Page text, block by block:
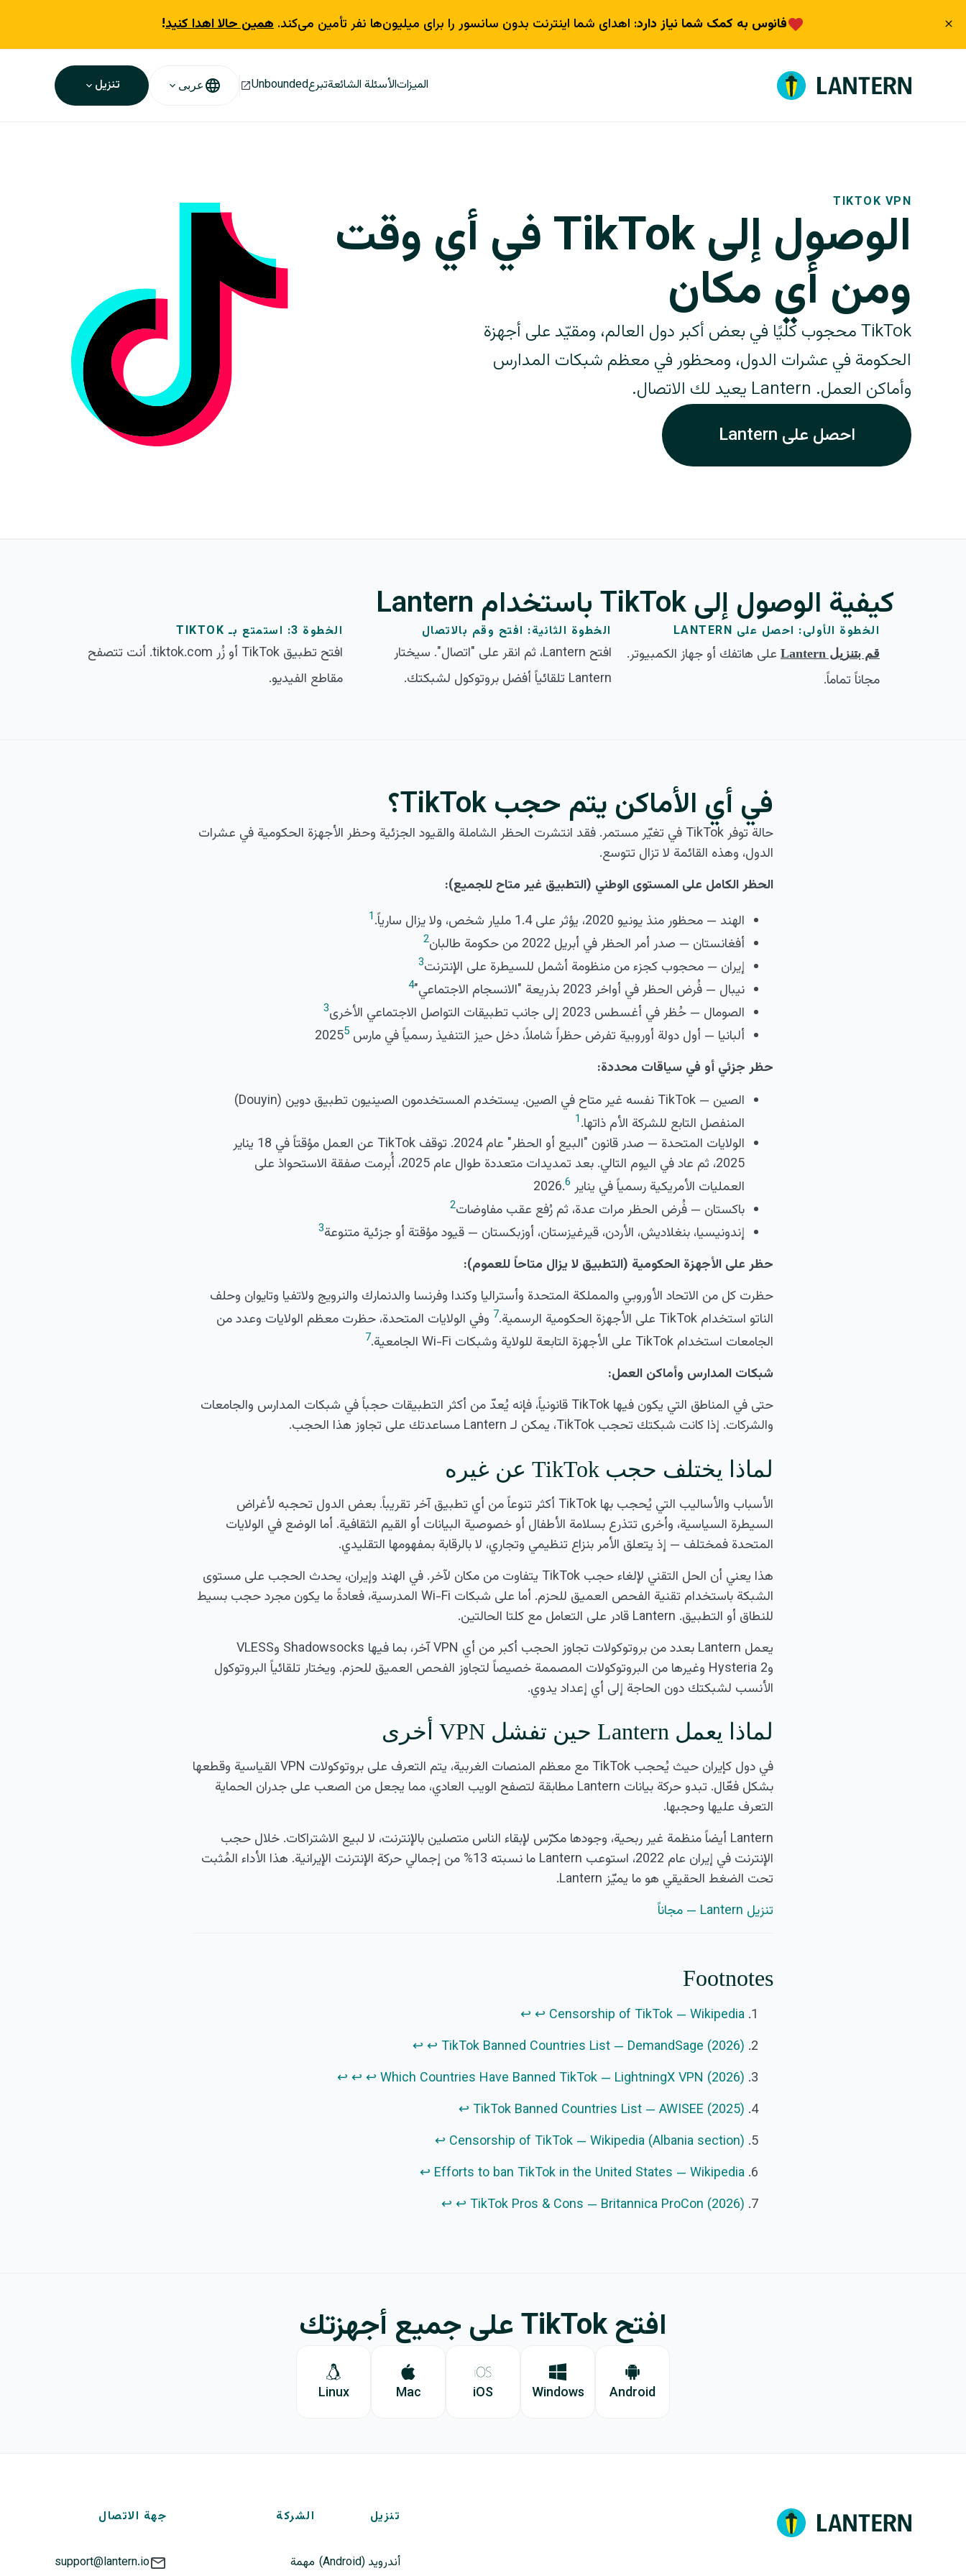
فانوس به کمک شما نیاز دارد: اهدای شما اینترنت بدون سانسور را برای میلیون‌ها نفر تأمین می‌کند. همین حالا اهدا کنید!
الميزاتالأسئلة الشائعةتبرعUnbounded عربى تنزيل
TIKTOK VPN الوصول إلى TikTok في أي وقت
ومن أي مكان
TikTok محجوب كليًا في بعض أكبر دول العالم، ومقيّد على أجهزة
الحكومة في عشرات الدول، ومحظور في معظم شبكات المدارس
وأماكن العمل. Lantern يعيد لك الاتصال.
احصل على Lantern
كيفية الوصول إلى TikTok باستخدام Lantern
الخطوة الأولى: احصل على LANTERN
قم بتنزيل Lantern
على هاتفك أو جهاز الكمبيوتر.
مجاناً تماماً.
الخطوة الثانية: افتح وقم بالاتصال
افتح Lantern، ثم انقر على "اتصال". سيختار
Lantern تلقائياً أفضل بروتوكول لشبكتك.
الخطوة 3: استمتع بـ TIKTOK
افتح تطبيق TikTok أو زُر tiktok.com. أنت تتصفح
مقاطع الفيديو.
في أي الأماكن يتم حجب TikTok؟
حالة توفر TikTok في تغيّر مستمر. فقد انتشرت الحظر الشاملة والقيود الجزئية وحظر الأجهزة الحكومية في عشرات
الدول، وهذه القائمة لا تزال تتوسع.
الحظر الكامل على المستوى الوطني (التطبيق غير متاح للجميع):
الهند — محظور منذ يونيو 2020، يؤثر على 1.4 مليار شخص، ولا يزال سارياً.
1
أفغانستان — صدر أمر الحظر في أبريل 2022 من حكومة طالبان 2
إيران — محجوب كجزء من منظومة أشمل للسيطرة على الإنترنت3
نيبال — فُرض الحظر في أواخر 2023 بذريعة "الانسجام الاجتماعي" 4
الصومال — حُظر في أغسطس 2023 إلى جانب تطبيقات التواصل الاجتماعي الأخرى 3
ألبانيا — أول دولة أوروبية تفرض حظراً شاملاً، دخل حيز التنفيذ رسمياً في مارس 2025 5
حظر جزئي أو في سياقات محددة:
الصين — TikTok نفسه غير متاح في الصين. يستخدم المستخدمون الصينيون تطبيق دوين (Douyin)
المنفصل التابع للشركة الأم ذاتها.1
الولايات المتحدة — صدر قانون "البيع أو الحظر" عام 2024. توقف TikTok عن العمل مؤقتاً في 18 يناير
2025، ثم عاد في اليوم التالي. بعد تمديدات متعددة طوال عام 2025، أُبرمت صفقة الاستحواذ على
العمليات الأمريكية رسمياً في يناير 2026. 6
باكستان — فُرض الحظر مرات عدة، ثم رُفع عقب مفاوضات2
إندونيسيا، بنغلاديش، الأردن، قيرغيزستان، أوزبكستان — قيود مؤقتة أو جزئية متنوعة3
حظر على الأجهزة الحكومية (التطبيق لا يزال متاحاً للعموم):
حظرت كل من الاتحاد الأوروبي والمملكة المتحدة وأستراليا وكندا وفرنسا والدنمارك والنرويج ولاتفيا وتايوان وحلف
الناتو استخدام TikTok على الأجهزة الحكومية الرسمية.
7 وفي الولايات المتحدة، حظرت معظم الولايات وعدد من
الجامعات استخدام TikTok على الأجهزة التابعة للولاية وشبكات Wi-Fi الجامعية.
7
شبكات المدارس وأماكن العمل:
حتى في المناطق التي يكون فيها TikTok قانونياً، فإنه يُعدّ من أكثر التطبيقات حجباً في شبكات المدارس والجامعات
والشركات. إذا كانت شبكتك تحجب TikTok، يمكن لـ Lantern مساعدتك على تجاوز هذا الحجب.
لماذا يختلف حجب TikTok عن غيره
الأسباب والأساليب التي يُحجب بها TikTok أكثر تنوعاً من أي تطبيق آخر تقريباً. بعض الدول تحجبه لأغراض
السيطرة السياسية، وأخرى تتذرع بسلامة الأطفال أو خصوصية البيانات أو القيم الثقافية. أما الوضع في الولايات
المتحدة فمختلف — إذ يتعلق الأمر بنزاع تنظيمي وتجاري، لا بالرقابة بمفهومها التقليدي.
هذا يعني أن الحل التقني لإلغاء حجب TikTok يتفاوت من مكان لآخر. في الهند وإيران، يحدث الحجب على مستوى
الشبكة باستخدام تقنية الفحص العميق للحزم. أما على شبكات Wi-Fi المدرسية، فعادةً ما يكون مجرد حجب بسيط
للنطاق أو التطبيق. Lantern قادر على التعامل مع كلتا الحالتين.
يعمل Lantern بعدد من بروتوكولات تجاوز الحجب أكبر من أي VPN آخر، بما فيها Shadowsocks وVLESS
وHysteria 2 وغيرها من البروتوكولات المصممة خصيصاً لتجاوز الفحص العميق للحزم. ويختار تلقائياً البروتوكول
الأنسب لشبكتك دون الحاجة إلى أي إعداد يدوي.
لماذا يعمل Lantern حين تفشل VPN أخرى
في دول كإيران حيث يُحجب TikTok مع معظم المنصات الغربية، يتم التعرف على بروتوكولات VPN القياسية وقطعها
بشكل فعّال. تبدو حركة بيانات Lantern مطابقة لتصفح الويب العادي، مما يجعل من الصعب على جدران الحماية
التعرف عليها وحجبها.
Lantern أيضاً منظمة غير ربحية، وجودها مكرّس لإبقاء الناس متصلين بالإنترنت، لا لبيع الاشتراكات. خلال حجب
الإنترنت في إيران عام 2022، استوعب Lantern ما نسبته 13% من إجمالي حركة الإنترنت الإيرانية. هذا الأداء المُثبت
تحت الضغط الحقيقي هو ما يميّز Lantern.
تنزيل Lantern — مجاناً
Footnotes
Censorship of TikTok — Wikipedia
↩
↩
TikTok Banned Countries List — DemandSage (2026)
↩
↩
Which Countries Have Banned TikTok — LightningX VPN (2026)
↩
↩
↩
TikTok Banned Countries List — AWISEE (2025)
↩
Censorship of TikTok — Wikipedia (Albania section)
↩
Efforts to ban TikTok in the United States — Wikipedia
↩
TikTok Pros & Cons — Britannica ProCon (2026)
↩
↩
افتح TikTok على جميع أجهزتك
Android
Windows
iOS
Mac
Linux
تنزيل
أندرويد (Android)
الشركة
مهمة
جهة الاتصال
support@lantern.io